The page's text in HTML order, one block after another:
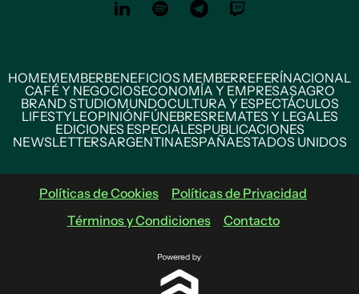
HOMEMEMBERBENEFICIOS MEMBERREFERÍNACIONAL
CAFÉ Y NEGOCIOSECONOMÍA Y EMPRESASAGRO
BRAND STUDIOMUNDOCULTURA Y ESPECTÁCULOS
LIFESTYLEOPINIÓNFÚNEBRESREMATES Y LEGALES
EDICIONES ESPECIALESPUBLICACIONES
NEWSLETTERSARGENTINAESPAÑAESTADOS UNIDOS
Políticas de Cookies
Políticas de Privacidad
Términos y Condiciones
Contacto